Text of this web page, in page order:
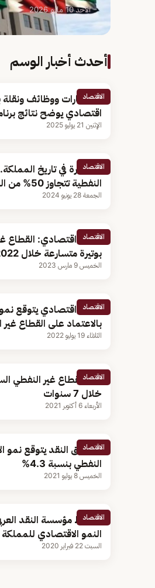
الأحد 10 مايو 2026
أحدث أخبار الوسم
الاقتصاد
استثمارات ووظائف
اقتصادي يوضح نتائج
الإثنين 21 يوليو 2025
الاقتصاد
لأول مرة في تاريخ
النفطية تتجاوز 50% من الناتج المحلي
الجمعة 28 يونيو 2024
الاقتصاد
باحث اقتصادي: القطاع
بوتيرة متسارعة خلال 2022
الخميس 9 مارس 2023
الاقتصاد
بالاعتماد على القطاع
الثلاثاء 19 يوليو 2022
الاقتصاد
نمو القطاع غير النفطي
خلال 7 سنوات
الأربعاء 6 أكتوبر 2021
الاقتصاد
صندوق النقد يتوقع نمو
النفطي بنسبة 4.3%
الخميس 8 يوليو 2021
الاقتصاد
محافظ مؤسسة النقد
النمو الاقتصادي للمملكة
السبت 22 فبراير 2020